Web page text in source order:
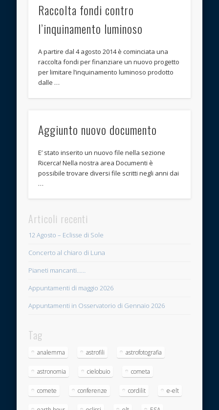
Raccolta fondi contro
l’inquinamento luminoso
A partire dal 4 agosto 2014 è cominciata una
raccolta fondi per finanziare un nuovo progetto
per limitare l’inquinamento luminoso prodotto
dalle …
Aggiunto nuovo documento
E’ stato inserito un nuovo file nella sezione
Ricerca! Nella nostra area Documenti è
possibile trovare diversi file scritti negli anni dai
…
Articoli recenti
12 Agosto – Eclisse di Sole
Concerto al chiaro di Luna
Pianeti mancanti……
Appuntamenti di maggio 2026
Appuntamenti in Osservatorio di Gennaio 2026
Tag
analemma astrofili astrofotografia
astronomia cielobuio cometa
comete conferenze cordilit e-elt